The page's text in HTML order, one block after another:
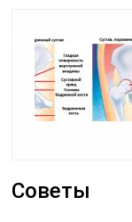
Советы